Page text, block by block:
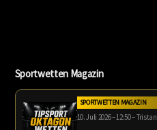
Sportwetten Magazin
SPORTWETTEN MAGAZIN
10. Juli 2026 – 12:50 – Tristan